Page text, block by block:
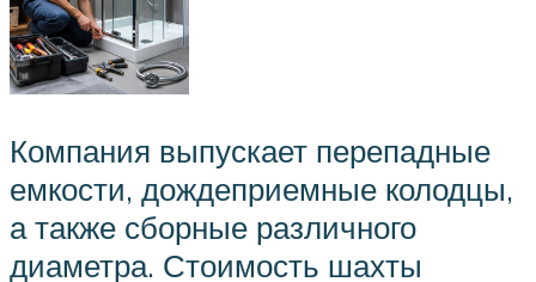
Компания выпускает перепадные
емкости, дождеприемные колодцы,
а также сборные различного
диаметра. Стоимость шахты